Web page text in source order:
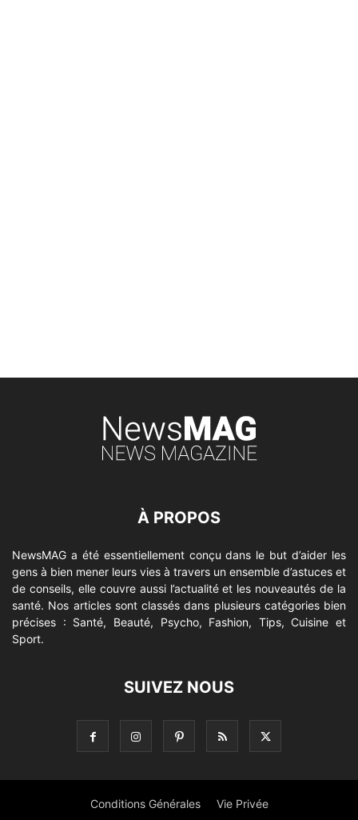
À PROPOS
NewsMAG a été essentiellement conçu dans le but d’aider les
gens à bien mener leurs vies à travers un ensemble d’astuces et
de conseils, elle couvre aussi l’actualité et les nouveautés de la
santé. Nos articles sont classés dans plusieurs catégories bien
précises : Santé, Beauté, Psycho, Fashion, Tips, Cuisine et
Sport.
SUIVEZ NOUS
Conditions Générales Vie Privée